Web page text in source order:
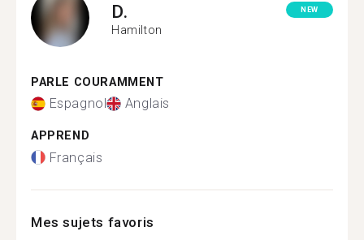
D.
Hamilton
NEW
PARLE COURAMMENT
Espagnol Anglais
APPREND
Français
Mes sujets favoris